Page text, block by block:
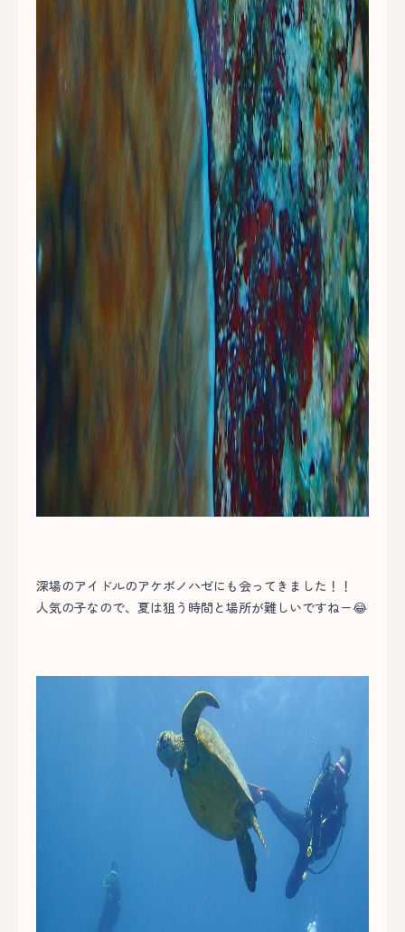
深場のアイドルのアケボノハゼにも会ってきました！！
人気の子なので、夏は狙う時間と場所が難しいですねー😂